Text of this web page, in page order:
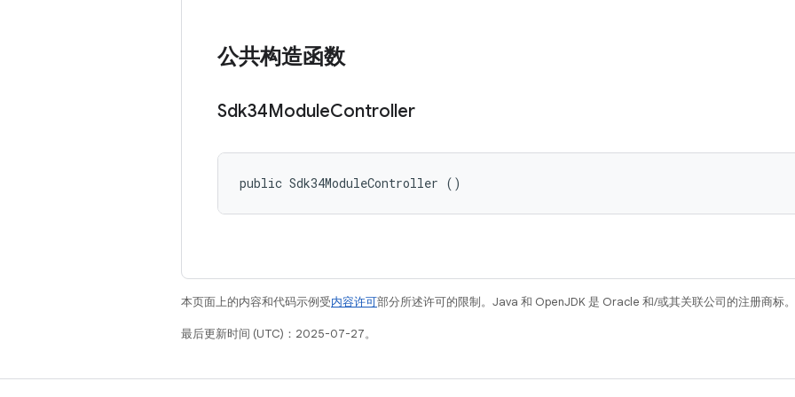
公共构造函数
Sdk34ModuleController
public Sdk34ModuleController ()
本页面上的内容和代码示例受内容许可部分所述许可的限制。Java 和 OpenJDK 是 Oracle 和/或其关联公司的注册商标。
最后更新时间 (UTC)：2025-07-27。